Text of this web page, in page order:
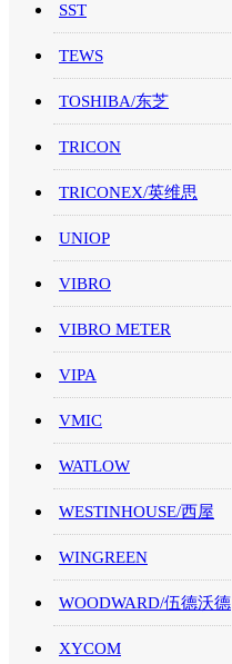
SST
TEWS
TOSHIBA/东芝
TRICON
TRICONEX/英维思
UNIOP
VIBRO
VIBRO METER
VIPA
VMIC
WATLOW
WESTINHOUSE/西屋
WINGREEN
WOODWARD/伍德沃德
XYCOM